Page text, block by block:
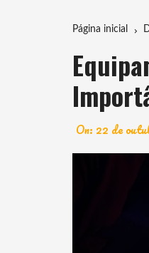
Página inicial
On: 22 de